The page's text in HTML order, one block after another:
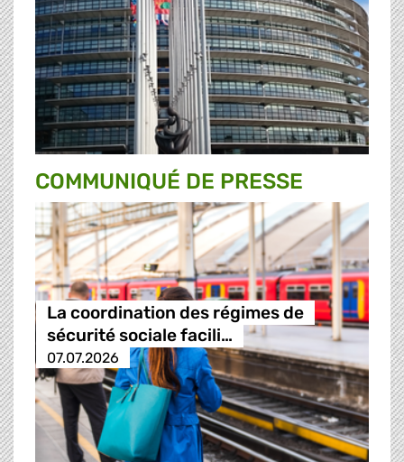
COMMUNIQUÉ DE PRESSE
La coordination des régimes de
sécurité sociale facili…
07.07.2026